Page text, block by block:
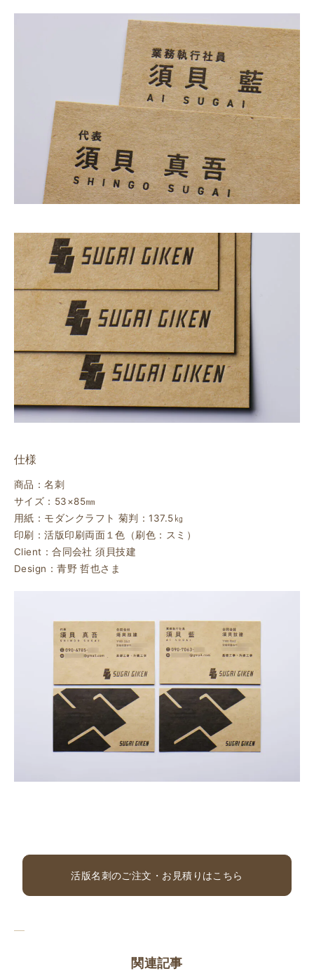
仕様
商品：名刺
サイズ：53×85㎜
用紙：モダンクラフト 菊判：137.5㎏
印刷：活版印刷両面１色（刷色：スミ）
Client：合同会社 須貝技建
Design：青野 哲也さま
活版名刺のご注文・お見積りはこちら
関連記事